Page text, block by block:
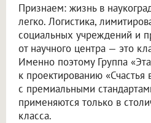
Признаем: жизнь в
легко. Логистика,
социальных учреждений и
от научного центра — это
Именно поэтому Группа
к проектированию «Счастья
с премиальными
применяются только в
класса.